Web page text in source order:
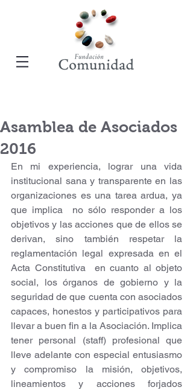
Asamblea de Asociados
2016
En mi experiencia, lograr una vida
institucional sana y transparente en las
organizaciones es una tarea ardua, ya
que implica  no sólo responder a los
objetivos y las acciones que de ellos se
derivan, sino también respetar la
reglamentación legal expresada en el
Acta Constitutiva  en cuanto al objeto
social, los órganos de gobierno y la
seguridad de que cuenta con asociados
capaces, honestos y participativos para
llevar a buen fin a la Asociación. Implica
tener personal (staff) profesional que
lleve adelante con especial entusiasmo
y compromiso la misión, objetivos,
lineamientos y acciones forjados